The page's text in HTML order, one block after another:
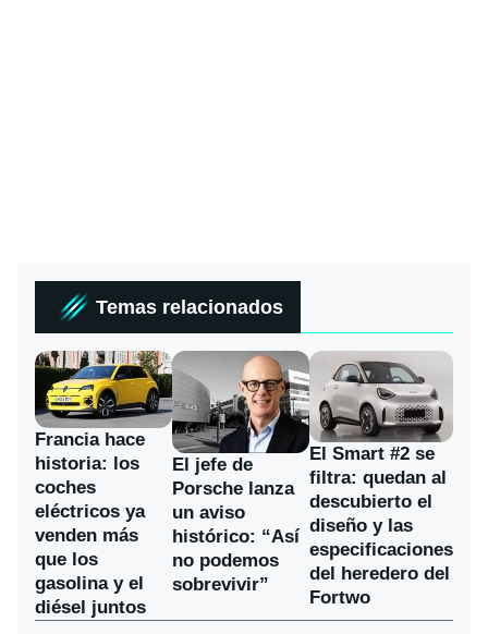
Temas relacionados
Francia hace
historia: los
coches
eléctricos ya
venden más
que los
gasolina y el
diésel juntos
El jefe de
Porsche lanza
un aviso
histórico: “Así
no podemos
sobrevivir”
El Smart #2 se
filtra: quedan al
descubierto el
diseño y las
especificaciones
del heredero del
Fortwo